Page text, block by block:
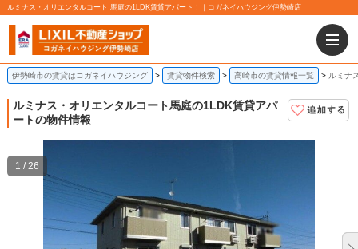
ルミナス・オリエンタルコート 馬庭の1LDK賃貸アパート！｜コガネイハウジング伊勢崎店
伊勢崎市の賃貸はコガネイハウジング 賃貸物件検索 高崎市の賃貸情報一覧 ルミナ
ルミナス・オリエンタルコート馬庭の1LDK賃貸アパ
ートの物件情報
1 / 26